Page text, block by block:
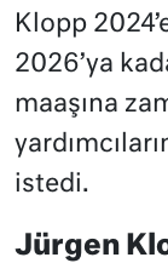
Klopp
2026’ya
maaşına
istedi.
Jürgen